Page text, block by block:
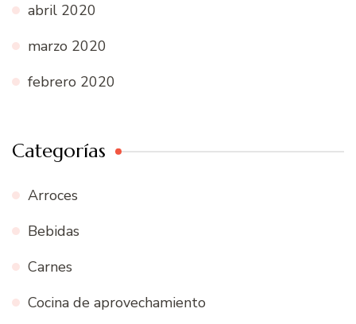
abril 2020
marzo 2020
febrero 2020
Categorías
Arroces
Bebidas
Carnes
Cocina de aprovechamiento